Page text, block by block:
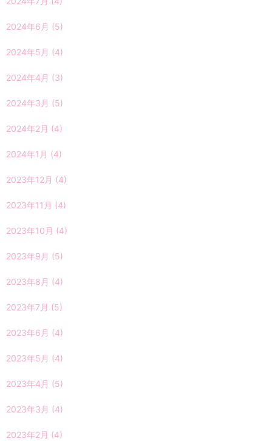
2024年6月 (5)
2024年5月 (4)
2024年4月 (3)
2024年3月 (5)
2024年2月 (4)
2024年1月 (4)
2023年12月 (4)
2023年11月 (4)
2023年10月 (4)
2023年9月 (5)
2023年8月 (4)
2023年7月 (5)
2023年6月 (4)
2023年5月 (4)
2023年4月 (5)
2023年3月 (4)
2023年2月 (4)